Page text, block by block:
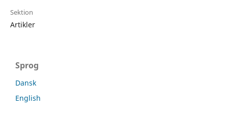
Sektion
Artikler
Sprog
Dansk
English